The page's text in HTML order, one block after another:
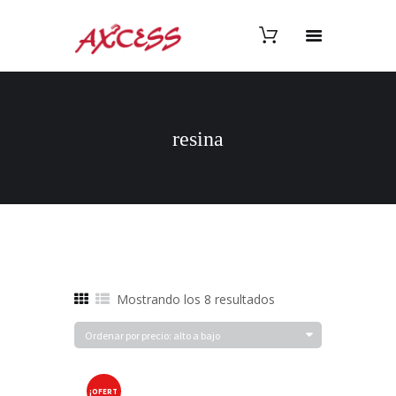
resina
Mostrando los 8 resultadosOrdenado
por
precio:
¡OFERT